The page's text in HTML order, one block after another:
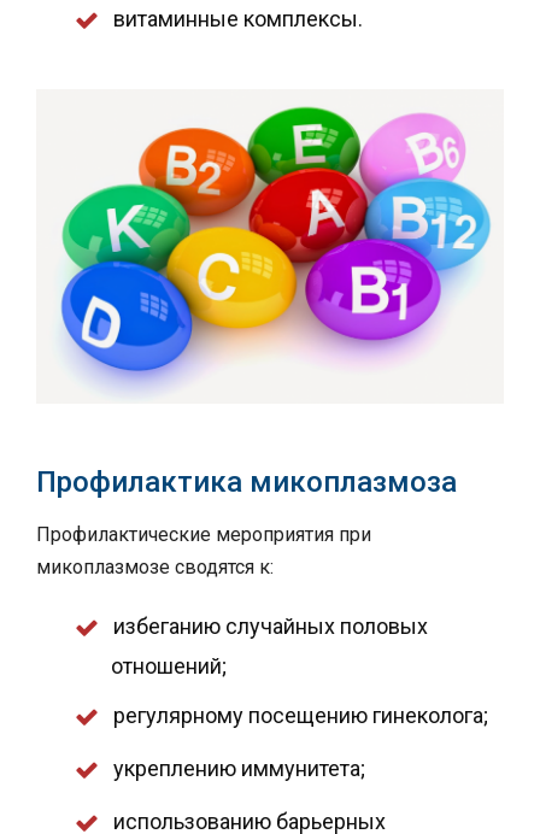
витаминные комплексы.
Профилактика микоплазмоза
Профилактические мероприятия при
микоплазмозе сводятся к:
избеганию случайных половых
отношений;
регулярному посещению гинеколога;
укреплению иммунитета;
использованию барьерных